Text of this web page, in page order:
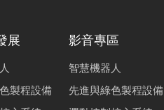
展
製程設備
影音專區
智慧機器人
先進與綠色製程設備